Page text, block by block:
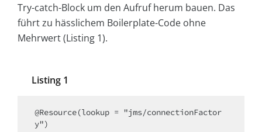
Try-catch-Block um den Aufruf herum bauen. Das
führt zu hässlichem Boilerplate-Code ohne
Mehrwert (Listing 1).
Listing 1
@Resource(lookup = "jms/connectionFactor
y")